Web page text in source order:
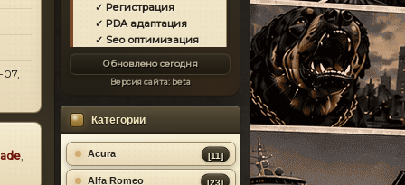
07,
,
✓ Регистрация
✓ PDA адаптация
✓ Seo оптимизация
✓ Загрузка страниц
✓ Моды
✓ Главная
✓ Репутация
✓ Золотой коммент
✓ Футер
✓ Форум
Обновлено сегодня
Версия сайта: beta
Категории
Acura [11]
Alfa Romeo [23]